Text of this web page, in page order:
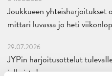
Joukkueen yhteisharjoitukset
mittari luvassa jo heti
29.07.2026
JYPin harjoitusottelut
julkaistu!